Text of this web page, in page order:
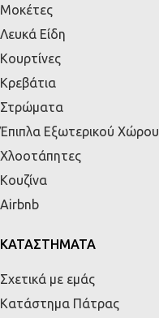
Μοκέτες
Λευκά Είδη
Κουρτίνες
Κρεβάτια
Στρώματα
Έπιπλα Εξωτερικού Χώρου
Χλοοτάπητες
Κουζίνα
Airbnb
ΚΑΤΑΣΤΗΜΑΤΑ
Σχετικά με εμάς
Κατάστημα Πάτρας